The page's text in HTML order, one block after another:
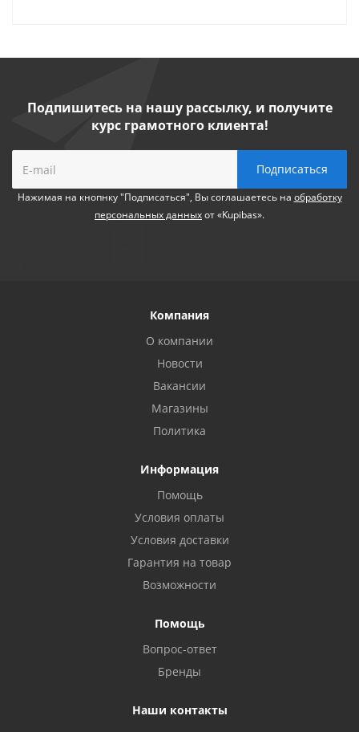
Подпишитесь на нашу рассылку, и получите
курс грамотного клиента!
Нажимая на кнопнку "Подписаться", Вы соглашаетесь на обработку
персональных данныхот «Kupibas».
Компания
О компании
Новости
Вакансии
Магазины
Политика
Информация
Помощь
Условия оплаты
Условия доставки
Гарантия на товар
Возможности
Помощь
Вопрос-ответ
Бренды
Наши контакты